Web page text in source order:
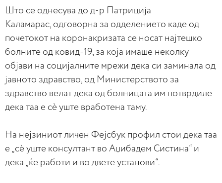
Што се однесува до д-р Патриција
Каламарас, одговорнa за одделението каде од
почетокот на коронакризата се носат најтешко
болните од ковид-19, за која имаше неколку
објави на социјалните мрежи дека си заминала од
јавното здравство, од Министерството за
здравство велат дека од болницата им потврдиле
дека таа е сè уште вработена таму.
На нејзиниот личен Фејсбук профил стои дека таа
е „сѐ уште консултант во Аџибадем Систина“ и
дека „ќе работи и во двете установи“.